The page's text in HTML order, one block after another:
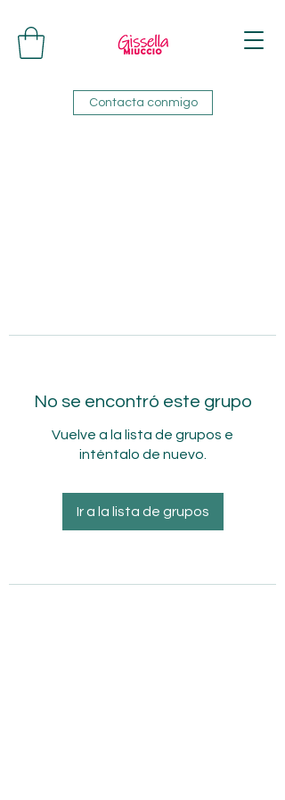
Contacta conmigo
No se encontró este grupo
Vuelve a la lista de grupos e
inténtalo de nuevo.
Ir a la lista de grupos